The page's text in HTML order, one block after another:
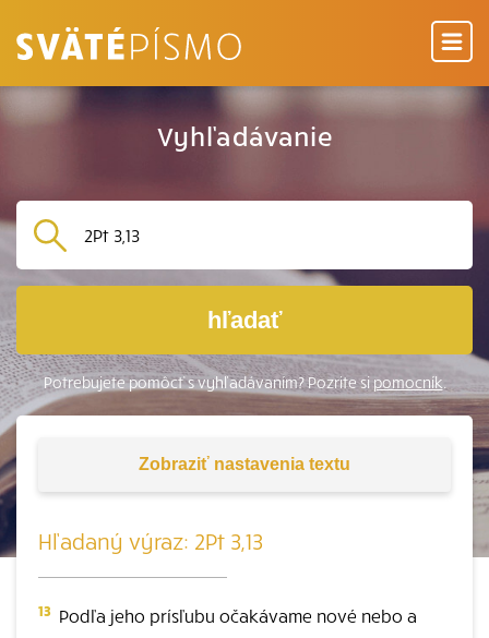
Vyhľadávanie
hľadať
Potrebujete pomôcť s vyhľadávaním? Pozrite sipomocník.
Zobraziť nastavenia textu
Hľadaný výraz: 2Pt 3,13
13 Podľa jeho prísľubu očakávame nové nebo a